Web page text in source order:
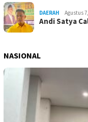
DAERAH Agustus
Andi Satya
NASIONAL